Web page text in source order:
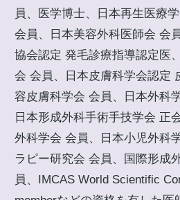
員、医学博士、日本再生医療
会員、日本美容外科医師会 会
協会認定 発毛診療指導認定医
会 会員、日本皮膚科学会認定
容皮膚科学会 会員、日本外科
日本形成外科手術手技学会 正
外科学会 会員、日本小児外科
ラピー研究会 会員、国際形成
員、IMCAS World Scientific